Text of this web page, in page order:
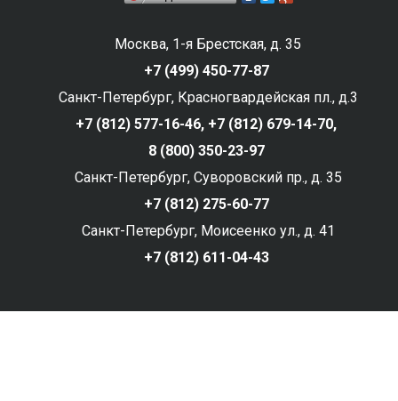
Москва, 1-я Брестская, д. 35
+7 (499) 450-77-87
Санкт-Петербург, Красногвардейская пл., д.3
+7 (812) 577-16-46, +7 (812) 679-14-70,
8 (800) 350-23-97
Санкт-Петербург, Суворовский пр., д. 35
+7 (812) 275-60-77
Санкт-Петербург, Моисеенко ул., д. 41
+7 (812) 611-04-43